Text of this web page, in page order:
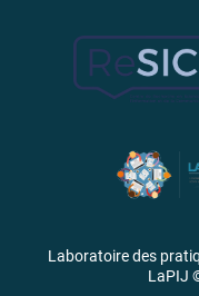
Laboratoire des
LaPIJ